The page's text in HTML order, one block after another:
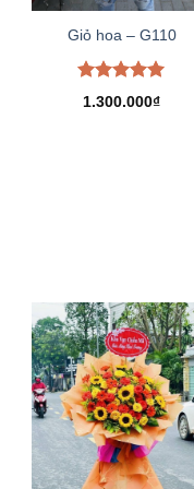
Giỏ hoa – G110
Được xếp
hạng5.00
1.300.000₫